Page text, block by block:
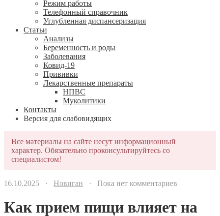
Режим работы
Телефонный справочник
Углубленная диспансеризация
Статьи
Анализы
Беременность и роды
Заболевания
Ковид-19
Прививки
Лекарственные препараты
НПВС
Муколитики
Контакты
Версия для слабовидящих
Все материалы на сайте несут информационный
характер. Обязательно проконсультируйтесь со
специалистом!
16.10.2025 · Новиган · Пока нет комментариев
Как прием пищи влияет на